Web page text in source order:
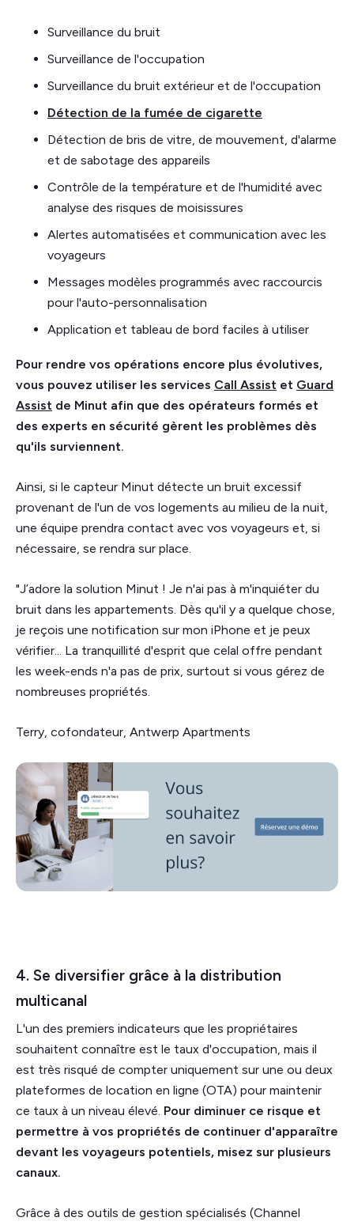
Surveillance du bruit
Surveillance de l'occupation
Surveillance du bruit extérieur et de l'occupation
Détection de la fumée de cigarette
Détection de bris de vitre, de mouvement, d'alarme
et de sabotage des appareils
Contrôle de la température et de l'humidité avec
analyse des risques de moisissures
Alertes automatisées et communication avec les
voyageurs
Messages modèles programmés avec raccourcis
pour l'auto-personnalisation
Application et tableau de bord faciles à utiliser
Pour rendre vos opérations encore plus évolutives,
vous pouvez utiliser les services Call Assist et Guard
Assist de Minut afin que des opérateurs formés et
des experts en sécurité gèrent les problèmes dès
qu'ils surviennent.
Ainsi, si le capteur Minut détecte un bruit excessif
provenant de l'un de vos logements au milieu de la nuit,
une équipe prendra contact avec vos voyageurs et, si
nécessaire, se rendra sur place.
"J’adore la solution Minut ! Je n'ai pas à m'inquiéter du
bruit dans les appartements. Dès qu'il y a quelque chose,
je reçois une notification sur mon iPhone et je peux
vérifier... La tranquillité d'esprit que celal offre pendant
les week-ends n'a pas de prix, surtout si vous gérez de
nombreuses propriétés.
Terry, cofondateur, Antwerp Apartments
4. Se diversifier grâce à la distribution
multicanal
L'un des premiers indicateurs que les propriétaires
souhaitent connaître est le taux d'occupation, mais il
est très risqué de compter uniquement sur une ou deux
plateformes de location en ligne (OTA) pour maintenir
ce taux à un niveau élevé. Pour diminuer ce risque et
permettre à vos propriétés de continuer d'apparaître
devant les voyageurs potentiels, misez sur plusieurs
canaux.
Grâce à des outils de gestion spécialisés (Channel